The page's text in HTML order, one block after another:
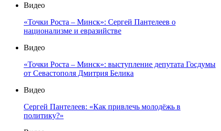
Видео
«Точки Роста – Минск»: Сергей Пантелеев о
национализме и евразийстве
Видео
«Точки Роста – Минск»: выступление депутата Госдумы
от Севастополя Дмитрия Белика
Видео
Сергей Пантелеев: «Как привлечь молодёжь в
политику?»